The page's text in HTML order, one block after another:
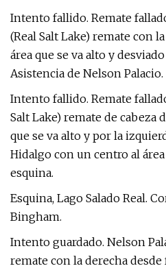
Intento fallido. Remate
(Real Salt Lake) remate con
área que se va alto y
Asistencia de Nelson Palacio.
Intento fallido. Remate
Salt Lake) remate de cabeza
que se va alto y por la
Hidalgo con un centro al
esquina.
Esquina, Lago Salado Real.
Bingham.
Intento guardado. Nelson
remate con la derecha